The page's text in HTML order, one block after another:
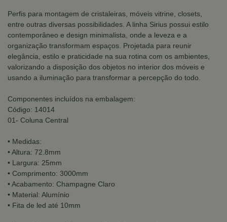
Perfis para montagem de cristaleiras, móveis vitrine, closets,
entre outras diversas possibilidades. A linha Sirius possui estilo
contemporâneo e design minimalista, onde a leveza e a
organização transformam espaços. Projetada para reunir
elegância, estilo e praticidade na sua rotina com os ambientes,
valorizando a disposição dos objetos no interior dos móveis e
usando a iluminação para transformar a percepção do todo.
Componentes incluídos na embalagem:
Código: 14014
01- Coluna Central
• Medidas:
• Altura: 72.8mm
• Largura: 25mm
• Comprimento: 3000mm
• Acabamento: Champagne Claro
• Material: Alumínio
• Fita de led até 10mm